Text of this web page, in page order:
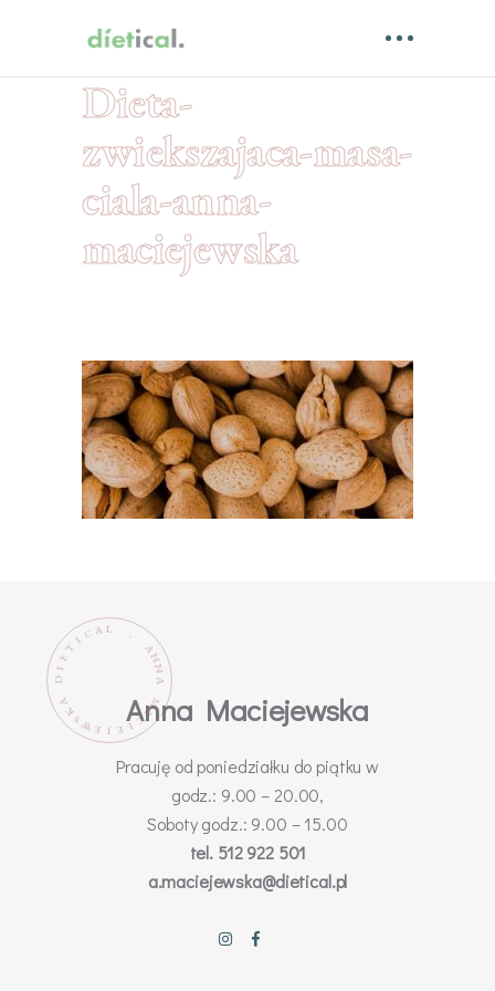
Dieta-
zwiekszajaca-masa-
ciala-anna-
maciejewska
D
I
E
T
I C A L
A
N
N
A
M
A
C
I
E
J
E
W
S
K
A Anna Maciejewska
Pracuję od poniedziałku do piątku w
godz.: 9.00 – 20.00,
Soboty godz.: 9.00 – 15.00
tel. 512 922 501
a.maciejewska@dietical.pl